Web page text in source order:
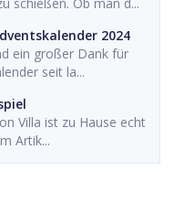
2024
ein großer Dank für
seit la...
Villa ist zu Hause echt
Artik...